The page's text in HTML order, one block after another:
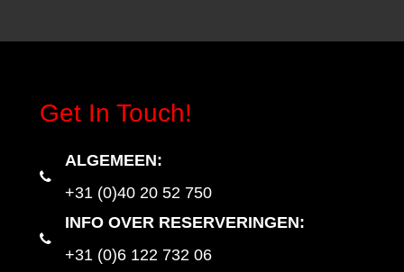
Get In Touch!
ALGEMEEN:
+31 (0)40 20 52 750
INFO OVER RESERVERINGEN:
+31 (0)6 122 732 06